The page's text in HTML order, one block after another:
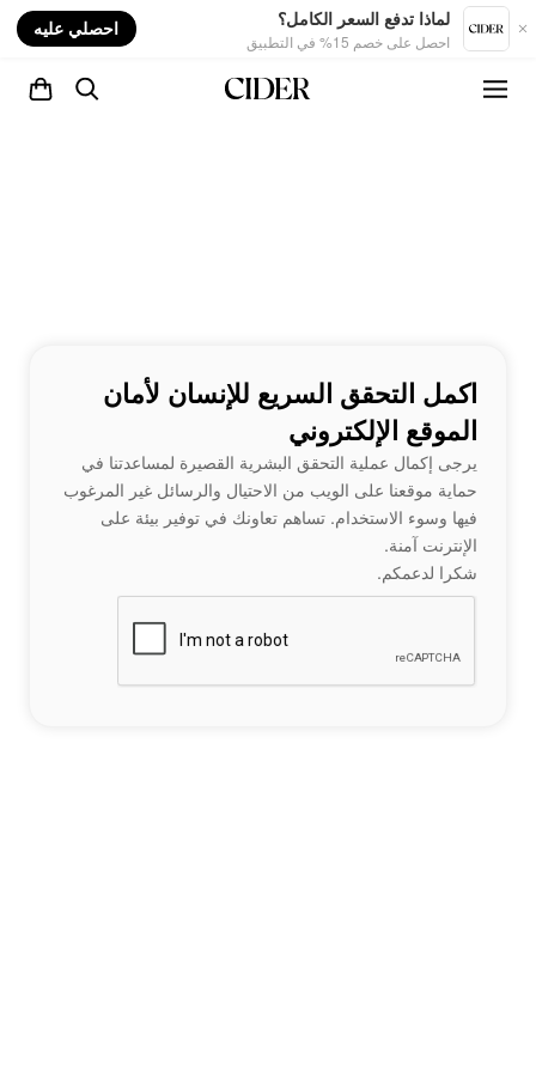
لماذا تدفع السعر الكامل؟
احصل على خصم 15% في التطبيق
احصلي عليه
اكمل التحقق السريع للإنسان لأمان
الموقع الإلكتروني
يرجى إكمال عملية التحقق البشرية القصيرة لمساعدتنا في
حماية موقعنا على الويب من الاحتيال والرسائل غير المرغوب
فيها وسوء الاستخدام. تساهم تعاونك في توفير بيئة على
الإنترنت آمنة.
شكرا لدعمكم.